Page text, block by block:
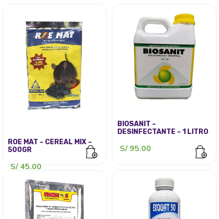
ROE MAT – CEREAL MIX –
500GR
S/ 45.00
BIOSANIT –
DESINFECTANTE – 1 LITRO
S/ 95.00